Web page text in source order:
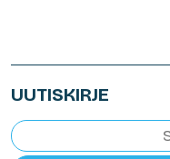
UUTISKIRJE